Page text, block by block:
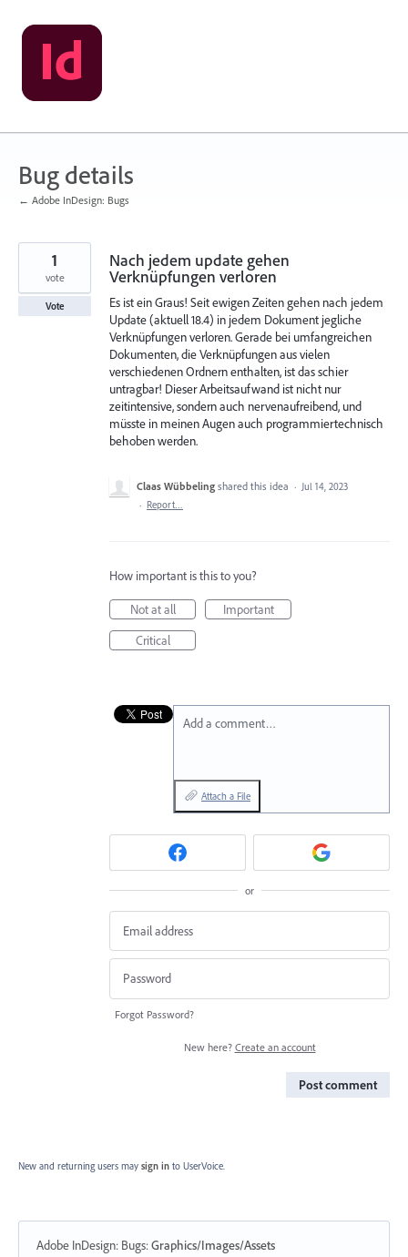
Skip
to
content
Bug details
← Adobe InDesign: Bugs
Nach jedem update gehen
Verknüpfungen verloren
Es ist ein Graus! Seit ewigen Zeiten gehen nach jedem
Update (aktuell 18.4) in jedem Dokument jegliche
Verknüpfungen verloren. Gerade bei umfangreichen
Dokumenten, die Verknüpfungen aus vielen
verschiedenen Ordnern enthalten, ist das schier
untragbar! Dieser Arbeitsaufwand ist nicht nur
zeitintensive, sondern auch nervenaufreibend, und
müsste in meinen Augen auch programmiertechnisch
behoben werden.
1
vote
Vote
Claas Wübbeling shared this idea · Jul 14, 2023
· Report…
How important is this to you?
Not at all
Important
Critical
Add a comment…
Attach a File
or
Forgot Password?
New here? Create an account
Post comment
New and returning users may sign in to UserVoice.
Adobe InDesign: Bugs:Graphics/Images/Assets